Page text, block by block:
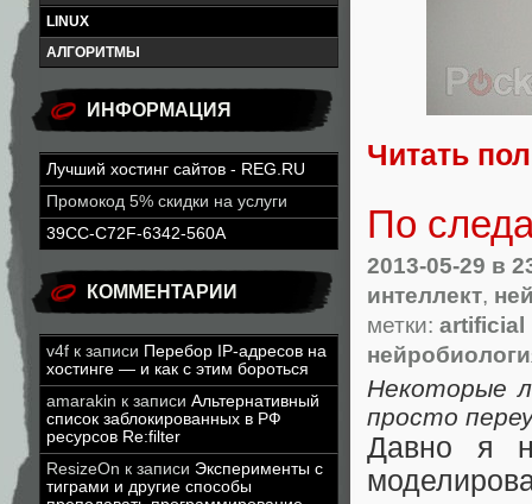
LINUX
АЛГОРИТМЫ
ИНФОРМАЦИЯ
Лучший хостинг сайтов - REG.RU
Промокод 5% скидки на услуги
39CC-C72F-6342-560A
КОММЕНТАРИИ
v4f к записи Перебор IP-адресов на
хостинге — и как с этим бороться
amarakin к записи Альтернативный
список заблокированных в РФ
ресурсов Re:filter
ResizeOn к записи Эксперименты с
тиграми и другие способы
Читать
По
2013-05-29 в
интеллект,
метки: artificial
Некоторые
просто
Давно я